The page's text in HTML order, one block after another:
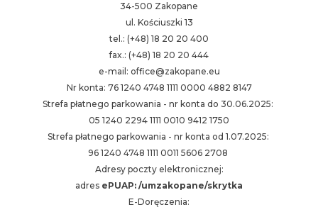
34-500 Zakopane
ul. Kościuszki 13
tel.: (+48) 18 20 20 400
fax.: (+48) 18 20 20 444
e-mail: office@zakopane.eu
Nr konta: 76 1240 4748 1111 0000 4882 8147
Strefa płatnego parkowania - nr konta do 30.06.2025:
05 1240 2294 1111 0010 9412 1750
Strefa płatnego parkowania - nr konta od 1.07.2025:
96 1240 4748 1111 0011 5606 2708
Adresy poczty elektronicznej:
adres ePUAP: /umzakopane/skrytka
E-Doręczenia: